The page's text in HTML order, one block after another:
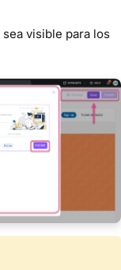
visible para los